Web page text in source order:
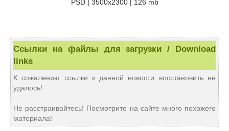
PSD | 3500x2300 | 126 mb
Ссылки на файлы для загрузки / Download
links
К сожалению ссылки к данной новости восстановить не
удалось!
Не расстраивайтесь! Посмотрите на сайте много похожего
материала!